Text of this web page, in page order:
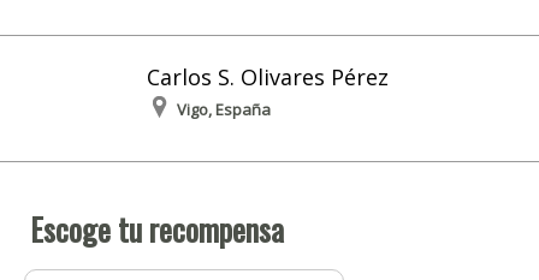
Carlos S. Olivares Pérez
Vigo, España
Escoge tu recompensa